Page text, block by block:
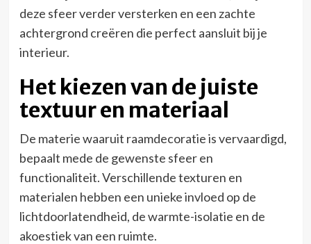
deze sfeer verder versterken en een zachte
achtergrond creëren die perfect aansluit bij je
interieur.
Het kiezen van de juiste
textuur en materiaal
De materie waaruit raamdecoratie is vervaardigd,
bepaalt mede de gewenste sfeer en
functionaliteit. Verschillende texturen en
materialen hebben een unieke invloed op de
lichtdoorlatendheid, de warmte-isolatie en de
akoestiek van een ruimte.